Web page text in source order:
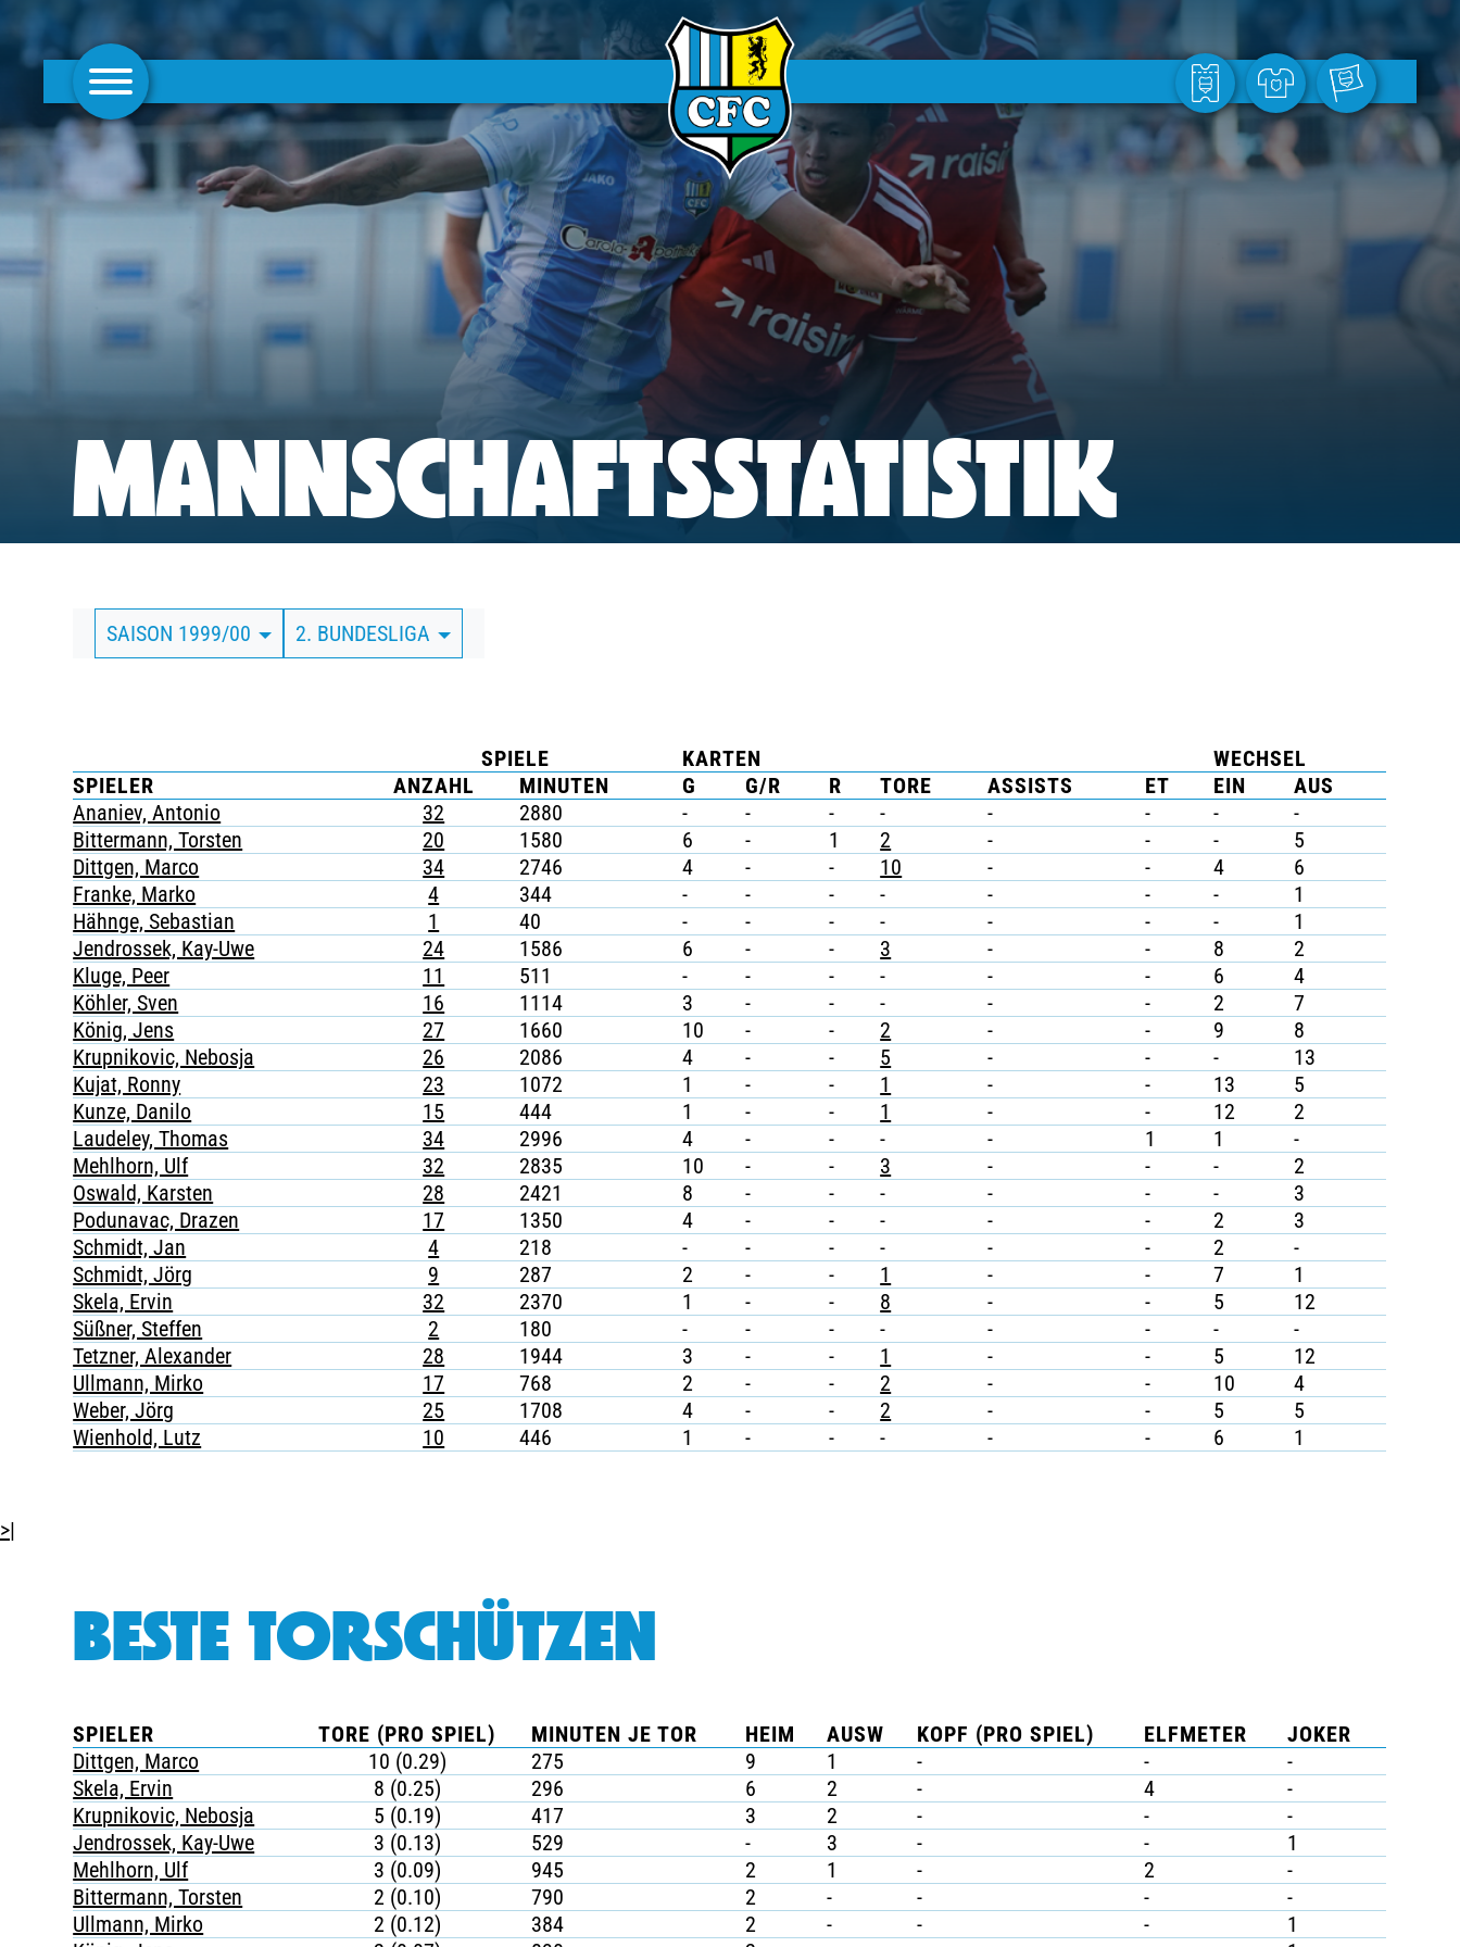
AKTUELLES
FRAUEN
CLUBMITGLIEDSCHAFT
BUSINESS
SÜDKURVE
TICKETING
MANNSCHAFTSSTATISTIK
SAISON 1999/00 2. BUNDESLIGA
SPIELE KARTEN
WECHSEL
SPIELER
ANZAHL MINUTEN G G/R R TORE ASSISTS ET EIN
AUS
Ananiev, Antonio
32 2880 - - - - - - -
-
Bittermann, Torsten
20 1580 6 - 1 2 - - -
5
Dittgen, Marco
34 2746 4 - - 10 - - 4
6
Franke, Marko
4 344 - - - - - - -
1
Hähnge, Sebastian
1 40 - - - - - - -
1
Jendrossek, Kay-Uwe
24 1586 6 - - 3 - - 8
2
Kluge, Peer
11 511 - - - - - - 6
4
Köhler, Sven
16 1114 3 - - - - - 2
7
König, Jens
27 1660 10 - - 2 - - 9
8
Krupnikovic, Nebosja
26 2086 4 - - 5 - - -
13
Kujat, Ronny
23 1072 1 - - 1 - - 13
5
Kunze, Danilo
15 444 1 - - 1 - - 12
2
Laudeley, Thomas
34 2996 4 - - - - 1 1
-
Mehlhorn, Ulf
32 2835 10 - - 3 - - -
2
Oswald, Karsten
28 2421 8 - - - - - -
3
Podunavac, Drazen
17 1350 4 - - - - - 2
3
Schmidt, Jan
4 218 - - - - - - 2
-
Schmidt, Jörg
9 287 2 - - 1 - - 7
1
Skela, Ervin
32 2370 1 - - 8 - - 5
12
Süßner, Steffen
2 180 - - - - - - -
-
Tetzner, Alexander
28 1944 3 - - 1 - - 5
12
Ullmann, Mirko
17 768 2 - - 2 - - 10
4
Weber, Jörg
25 1708 4 - - 2 - - 5
5
Wienhold, Lutz
10 446 1 - - - - - 6 1
>|
BESTE TORSCHÜTZEN
SPIELER TORE (PRO SPIEL) MINUTEN JE TOR HEIM AUSW KOPF (PRO SPIEL) ELFMETER
JOKER
Dittgen, Marco
10 (0.29) 275 9 1 - -
-
Skela, Ervin
8 (0.25) 296 6 2 - 4
-
Krupnikovic, Nebosja
5 (0.19) 417 3 2 - -
-
Jendrossek, Kay-Uwe
3 (0.13) 529 - 3 - -
1
Mehlhorn, Ulf
3 (0.09) 945 2 1 - 2
-
Bittermann, Torsten
2 (0.10) 790 2 - - -
-
Ullmann, Mirko
2 (0.12) 384 2 - - -
1